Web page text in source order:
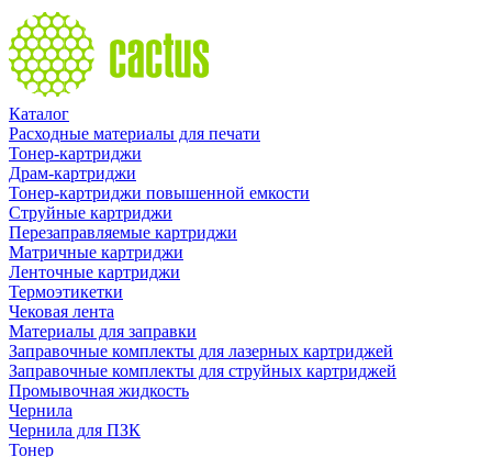
Каталог
Расходные материалы для печати
Тонер-картриджи
Драм-картриджи
Тонер-картриджи повышенной емкости
Струйные картриджи
Перезаправляемые картриджи
Матричные картриджи
Ленточные картриджи
Термоэтикетки
Чековая лента
Материалы для заправки
Заправочные комплекты для лазерных картриджей
Заправочные комплекты для струйных картриджей
Промывочная жидкость
Чернила
Чернила для ПЗК
Тонер